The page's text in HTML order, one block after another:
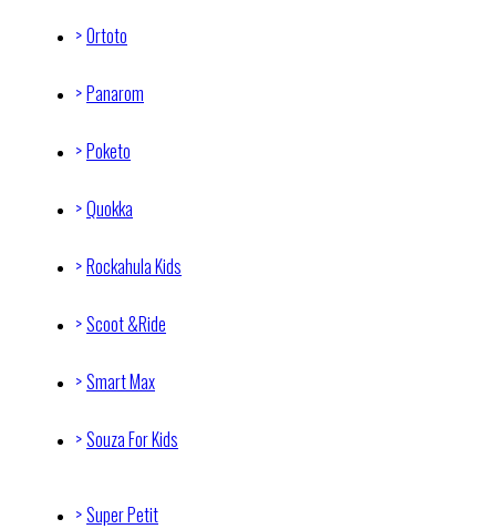
Ortoto
Panarom
Poketo
Quokka
Rockahula Kids
Scoot &Ride
Smart Max
Souza For Kids
Super Petit